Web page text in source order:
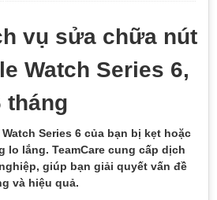
vụ sửa chữa nút
Watch Series 6,
tháng
Series 6 của bạn bị kẹt hoặc
lo lắng. TeamCare cung cấp dịch
giúp bạn giải quyết vấn đề
và hiệu quả.